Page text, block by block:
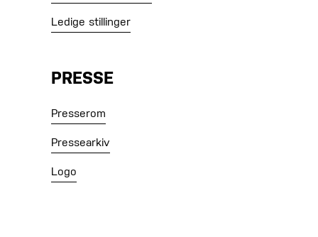
Ledige stillinger
PRESSE
Presserom
Pressearkiv
Logo